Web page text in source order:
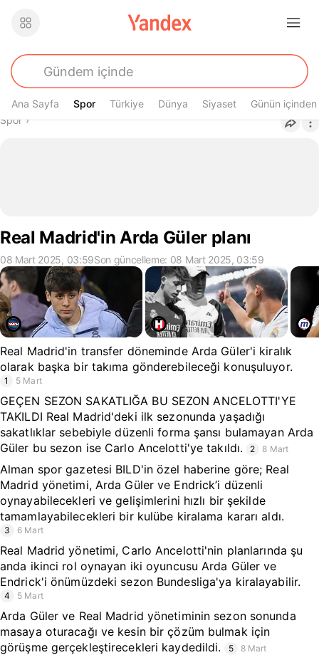
Ana Sayfa Spor
Spor Türkiye Dünya Siyaset Günün içinden
Buradasın
Spor›
Real Madrid'in Arda Güler planı
08 Mart 2025, 03:59Son güncelleme: 08 Mart 2025, 03:59
Real Madrid'in transfer döneminde Arda Güler'i kiralık
olarak başka bir takıma gönderebileceği konuşuluyor.
1 5 Mart
GEÇEN SEZON SAKATLIĞA BU SEZON ANCELOTTI'YE
TAKILDI Real Madrid'deki ilk sezonunda yaşadığı
sakatlıklar sebebiyle düzenli forma şansı bulamayan Arda
Güler bu sezon ise Carlo Ancelotti'ye takıldı.
2 8 Mart
Alman spor gazetesi BILD'in özel haberine göre; Real
Madrid yönetimi, Arda Güler ve Endrick’i düzenli
oynayabilecekleri ve gelişimlerini hızlı bir şekilde
tamamlayabilecekleri bir kulübe kiralama kararı aldı.
3 6 Mart
Real Madrid yönetimi, Carlo Ancelotti'nin planlarında şu
anda ikinci rol oynayan iki oyuncusu Arda Güler ve
Endrick'i önümüzdeki sezon Bundesliga'ya kiralayabilir.
4 5 Mart
Arda Güler ve Real Madrid yönetiminin sezon sonunda
masaya oturacağı ve kesin bir çözüm bulmak için
görüşme gerçekleştirecekleri kaydedildi.
5 8 Mart